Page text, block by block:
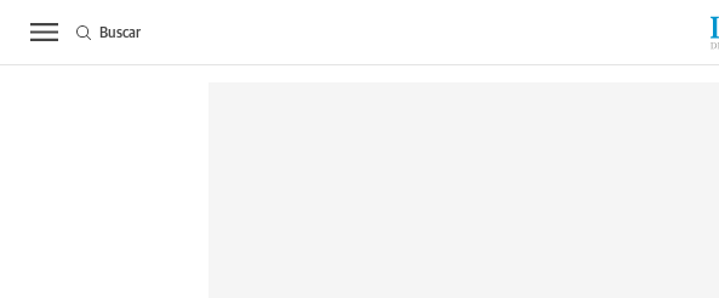
ACTUALIDAD BIERZO SUCESOS
Buscar